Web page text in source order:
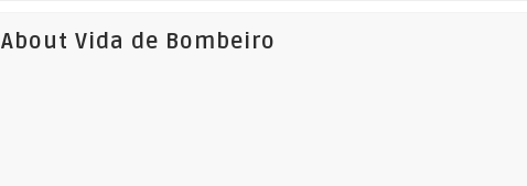
About Vida de Bombeiro